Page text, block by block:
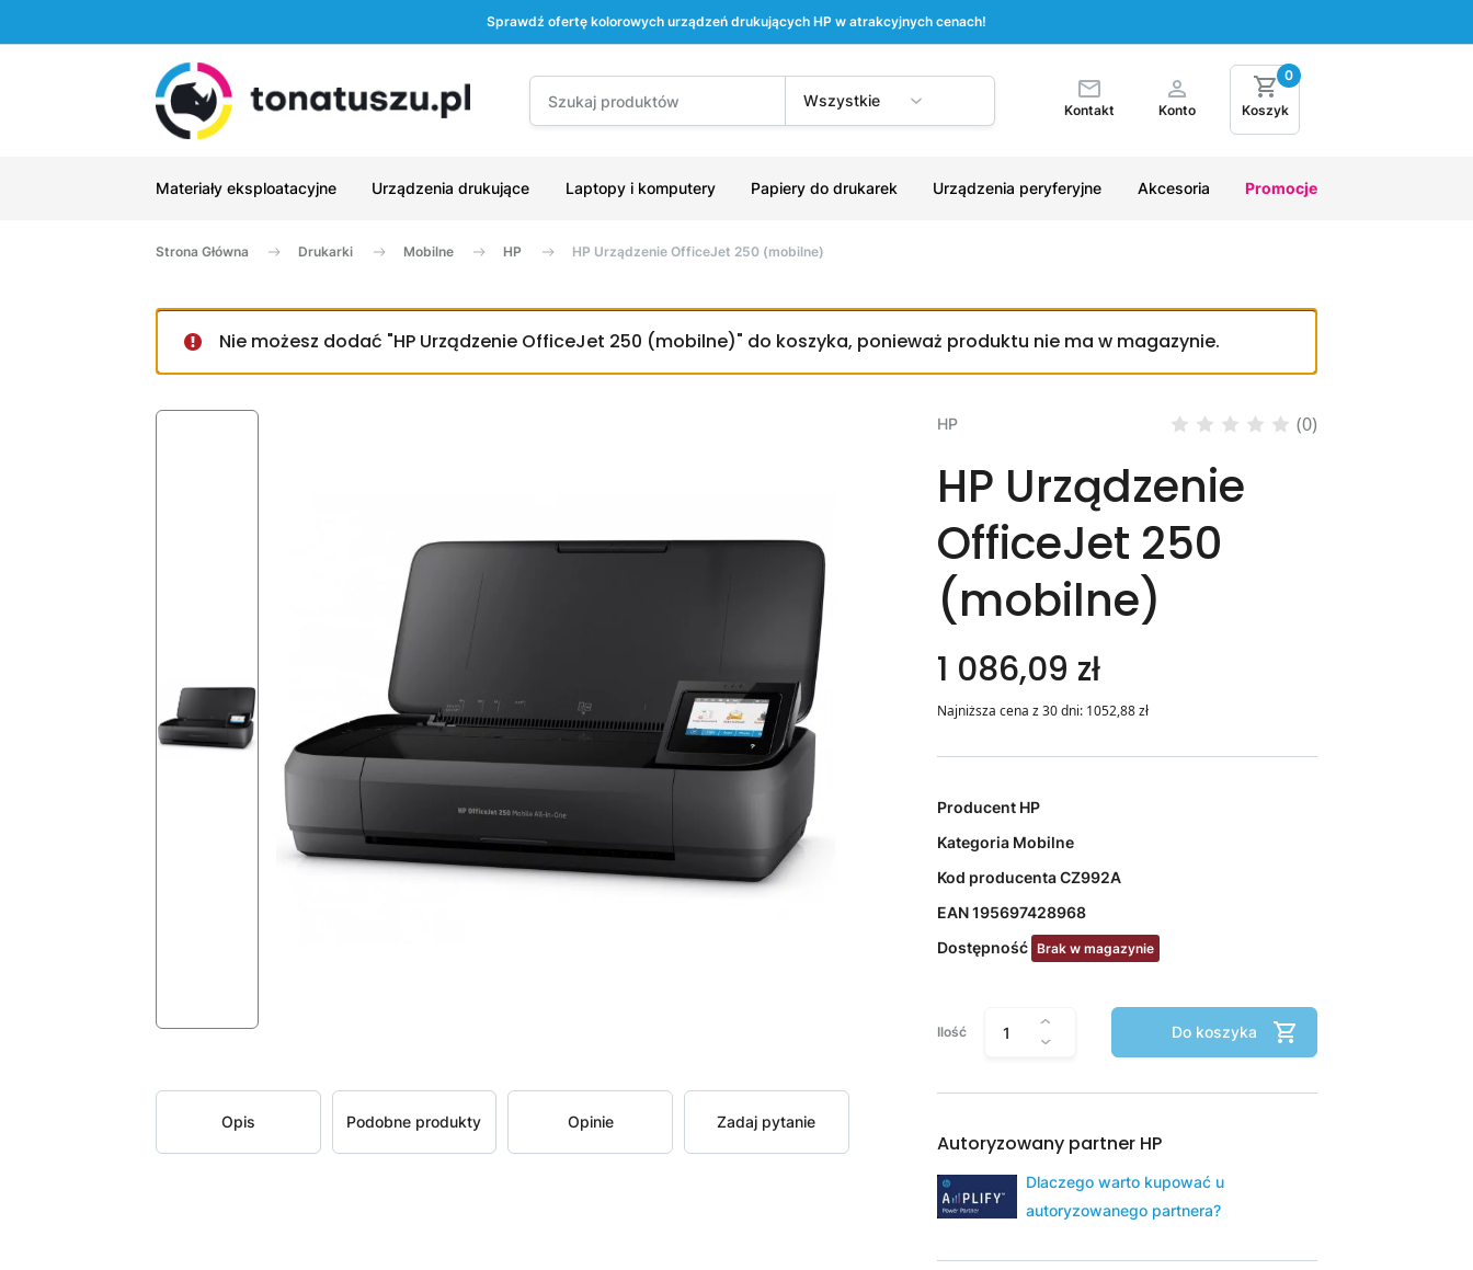
Sprawdź ofertę kolorowych urządzeń drukujących HP w atrakcyjnych cenach!
Wszystkie
Kontakt Konto Koszyk
0
Materiały eksploatacyjne Urządzenia drukujące Laptopy i komputery Papiery do drukarek Urządzenia peryferyjne Akcesoria Promocje
Strona Główna Drukarki Mobilne HP HP Urządzenie OfficeJet 250 (mobilne)
Nie możesz dodać "HP Urządzenie OfficeJet 250 (mobilne)" do koszyka, ponieważ produktu nie ma w magazynie.
Opis Podobne produkty Opinie Zadaj pytanie
HP (0)
HP Urządzenie
OfficeJet 250
(mobilne)
1 086,09 zł
Najniższa cena z 30 dni: 1052,88zł
Producent HP
Kategoria Mobilne
Kod producentaCZ992A
EAN195697428968
Dostępność Brak w magazynie
Ilość Do koszyka
Autoryzowany partner HP
Dlaczego warto kupować u
autoryzowanego partnera?